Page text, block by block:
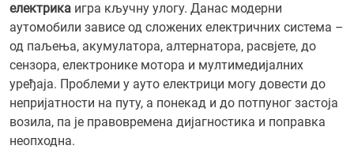
електрика игра кључну улогу. Данас модерни
аутомобили зависе од сложених електричних система –
од паљења, акумулатора, алтернатора, расвјете, до
сензора, електронике мотора и мултимедијалних
уређаја. Проблеми у ауто електрици могу довести до
непријатности на путу, а понекад и до потпуног застоја
возила, па је правовремена дијагностика и поправка
неопходна.